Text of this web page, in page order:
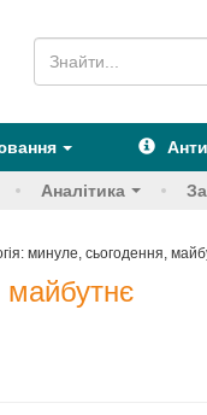
Аналітика
минуле, сьогодення,
майбутнє